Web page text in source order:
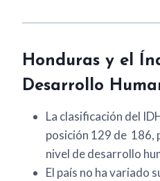
Honduras y el
Desarrollo
La clasificación del
posición 129 de 186,
nivel de desarrollo
El país no ha variado